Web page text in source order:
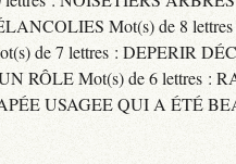
Mot(s) de 8
de 7 lettres : DEPERIR
RÔLE Mot(s) de 6 lettres :
USAGEE QUI A ÉTÉ